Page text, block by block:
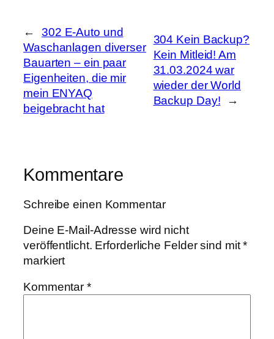
←
302 E-Auto und
Waschanlagen diverser
Bauarten – ein paar
Eigenheiten, die mir
mein ENYAQ
beigebracht hat
304 Kein Backup?
Kein Mitleid! Am
31.03.2024 war
wieder der World
Backup Day!
→
Kommentare
Schreibe einen Kommentar
Deine E-Mail-Adresse wird nicht
veröffentlicht. Erforderliche Felder sind mit*
markiert
Kommentar*